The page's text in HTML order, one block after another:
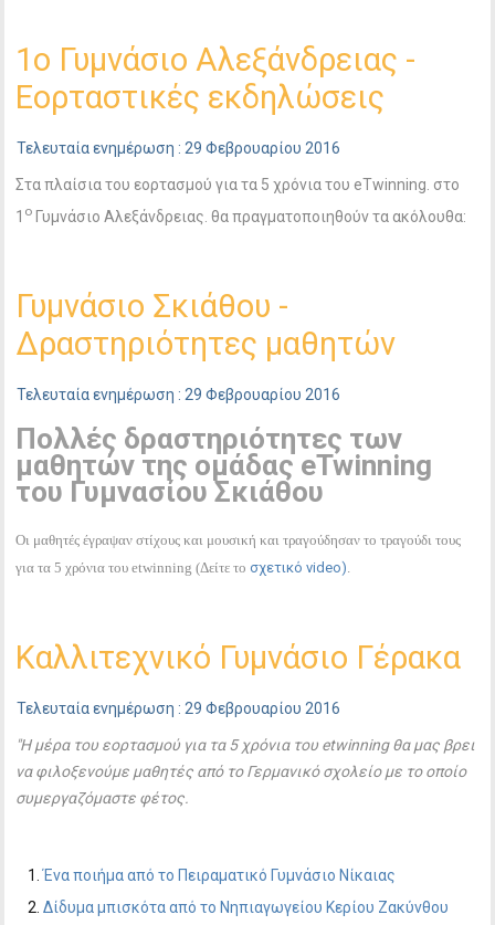
1ο Γυμνάσιο Αλεξάνδρειας -
Εορταστικές εκδηλώσεις
Τελευταία ενημέρωση : 29 Φεβρουαρίου 2016
Στα πλαίσια του εορτασμού για τα 5 χρόνια του eTwinning. στο
1 ο Γυμνάσιο Αλεξάνδρειας. θα πραγματοποιηθούν τα ακόλουθα:
Γυμνάσιο Σκιάθου -
Δραστηριότητες μαθητών
Τελευταία ενημέρωση : 29 Φεβρουαρίου 2016
Πολλές δραστηριότητες των
μαθητών της ομάδας eTwinning
του Γυμνασίου Σκιάθου
Οι μαθητές έγραψαν στίχους και μουσική και τραγούδησαν το τραγούδι τους
για τα 5 χρόνια του etwinning (Δείτε τοσχετικό video).
Καλλιτεχνικό Γυμνάσιο Γέρακα
Τελευταία ενημέρωση : 29 Φεβρουαρίου 2016
"Η μέρα του εορτασμού για τα 5 χρόνια του etwinning θα μας βρει
να φιλοξενούμε μαθητές από το Γερμανικό σχολείο με το οποίο
συμεργαζόμαστε φέτος.
Ένα ποιήμα από το Πειραματικό Γυμνάσιο Νίκαιας
Δίδυμα μπισκότα από το Νηπιαγωγείου Κερίου Ζακύνθου